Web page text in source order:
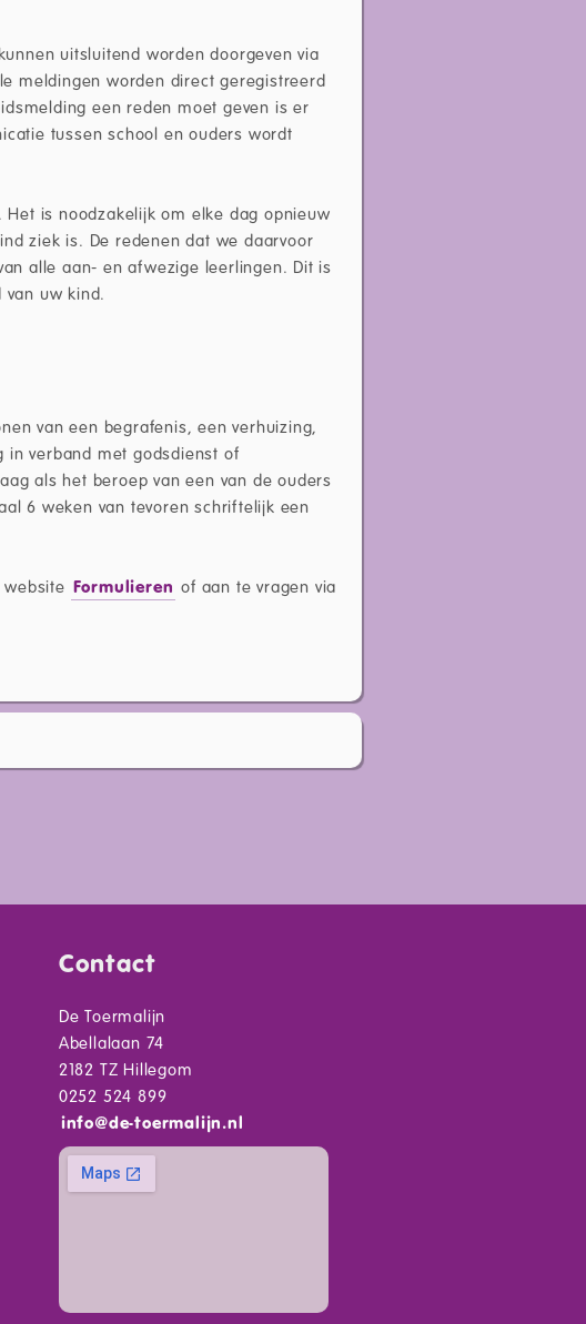
uitsluitend worden doorgeven via
meldingen worden direct geregistreerd
een reden moet geven is er
tussen school en ouders wordt
is noodzakelijk om elke dag opnieuw
ziek is. De redenen dat we daarvoor
alle aan- en afwezige leerlingen. Dit is
uw kind.
van een begrafenis, een verhuizing,
in verband met godsdienst of
als het beroep van een van de ouders
6 weken van tevoren schriftelijk een
Formulieren of aan te vragen via
Contact
De Toermalijn
Abellalaan 74
2182 TZ Hillegom
0252 524 899
info@de-toermalijn.nl